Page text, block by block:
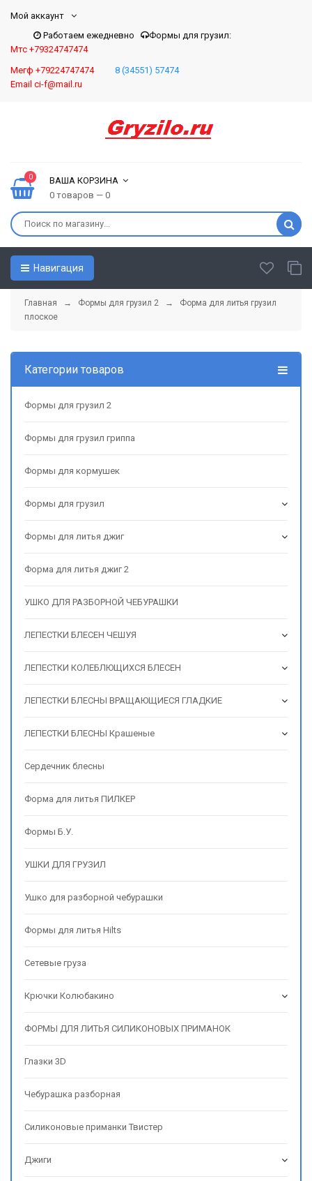
Мой аккаунт
Работаем ежедневно
Формы для грузил:
Мтс +79324747474
Мегф +79224747474
8 (34551) 57474
Email ci-f@mail.ru
0
ВАША КОРЗИНА
0 товаров — 0
Навигация
Главная → Формы для грузил 2
→ Форма для литья грузил
плоское
Категории товаров
Формы для грузил 2
Формы для грузил гриппа
Формы для кормушек
Формы для грузил
Формы для литья джиг
Форма для литья джиг 2
УШКО ДЛЯ РАЗБОРНОЙ ЧЕБУРАШКИ
ЛЕПЕСТКИ БЛЕСЕН ЧЕШУЯ
ЛЕПЕСТКИ КОЛЕБЛЮЩИХСЯ БЛЕСЕН
ЛЕПЕСТКИ БЛЕСНЫ ВРАЩАЮЩИЕСЯ ГЛАДКИЕ
ЛЕПЕСТКИ БЛЕСНЫ Крашеные
Сердечник блесны
Форма для литья ПИЛКЕР
Формы Б.У.
УШКИ ДЛЯ ГРУЗИЛ
Ушко для разборной чебурашки
Формы для литья Hilts
Сетевые груза
Крючки Колюбакино
ФОРМЫ ДЛЯ ЛИТЬЯ СИЛИКОНОВЫХ ПРИМАНОК
Глазки 3D
Чебурашка разборная
Силиконовые приманки Твистер
Джиги